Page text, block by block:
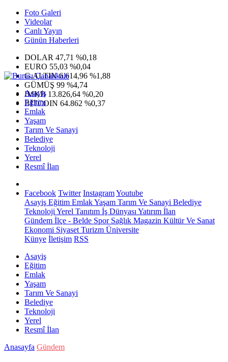
Foto Galeri
Videolar
Canlı Yayın
Günün Haberleri
DOLAR 47,71 %0,18
EURO 55,03 %0,04
G.ALTIN6.614,96 %1,88
GÜMÜŞ 99 %4,74
IMKB 13.826,64 %0,20
BITCOIN 64.862 %0,37
Asayiş
Eğitim
Emlak
Yaşam
Tarım Ve Sanayi
Belediye
Teknoloji
Yerel
Resmî İlan
Facebook Twitter InstagramYoutube
Asayiş Eğitim EmlakYaşam Tarım Ve Sanayi Belediye
Teknoloji Yerel Tanıtım İş Dünyası Yatırım İlan
Gündem İlçe - Belde SporSağlık Magazin Kültür Ve Sanat
Ekonomi Siyaset Turizm Üniversite
Künye İletişim RSS
Asayiş
Eğitim
Emlak
Yaşam
Tarım Ve Sanayi
Belediye
Teknoloji
Yerel
Resmî İlan
Anasayfa Gündem